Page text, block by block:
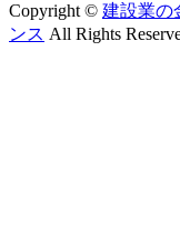
Copyright © 建設業の
ンス All Rights